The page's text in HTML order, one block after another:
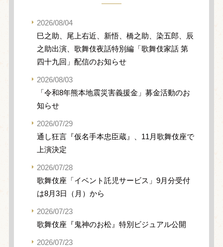
2026/08/04
巳之助、尾上右近、新悟、橋之助、染五郎、辰
之助出演、歌舞伎夜話特別編「歌舞伎家話 第
四十九回」配信のお知らせ
2026/08/03
「令和8年熊本地震災害義援金」募金活動のお
知らせ
2026/07/29
通し狂言『仮名手本忠臣蔵』、11月歌舞伎座で
上演決定
2026/07/28
歌舞伎座「イベント託児サービス」9月分受付
は8月3日（月）から
2026/07/23
歌舞伎座『鬼神のお松』特別ビジュアル公開
2026/07/23